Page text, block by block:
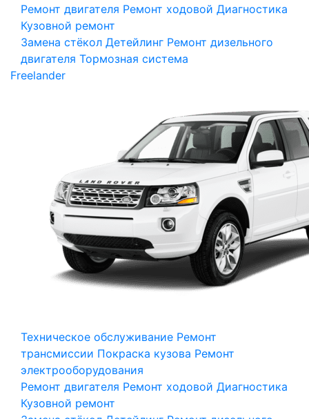
Ремонт двигателя Ремонт ходовой Диагностика
Кузовной ремонт
Замена стёкол Детейлинг Ремонт дизельного
двигателя Тормозная система
Freelander
Техническое обслуживание Ремонт
трансмиссии Покраска кузова Ремонт
электрооборудования
Ремонт двигателя Ремонт ходовой Диагностика
Кузовной ремонт